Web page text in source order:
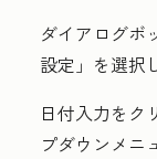
ダイアログボ
設定」 を選択
日付入力をク
プダウンメニ